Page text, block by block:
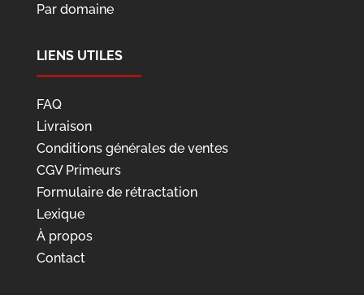
Par domaine
LIENS UTILES
FAQ
Livraison
Conditions générales de ventes
CGV Primeurs
Formulaire de rétractation
Lexique
À propos
Contact